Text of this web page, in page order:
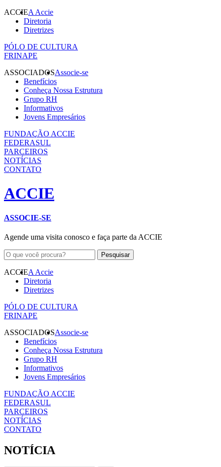
ACCIEA Accie
Diretoria
Diretrizes
PÓLO DE CULTURA
FRINAPE
ASSOCIADOSAssocie-se
Benefícios
Conheça Nossa Estrutura
Grupo RH
Informativos
Jovens Empresários
FUNDAÇÃO ACCIE
FEDERASUL
PARCEIROS
NOTÍCIAS
CONTATO
ACCIE
ASSOCIE-SE
Agende uma visita conosco e faça parte da ACCIE
ACCIEA Accie
Diretoria
Diretrizes
PÓLO DE CULTURA
FRINAPE
ASSOCIADOSAssocie-se
Benefícios
Conheça Nossa Estrutura
Grupo RH
Informativos
Jovens Empresários
FUNDAÇÃO ACCIE
FEDERASUL
PARCEIROS
NOTÍCIAS
CONTATO
NOTÍCIA